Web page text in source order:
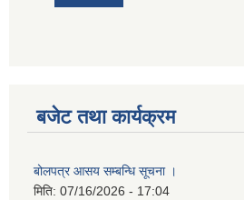
बजेट तथा कार्यक्रम
बोलपत्र आसय सम्बन्धि सूचना ।
मिति: 07/16/2026 - 17:04